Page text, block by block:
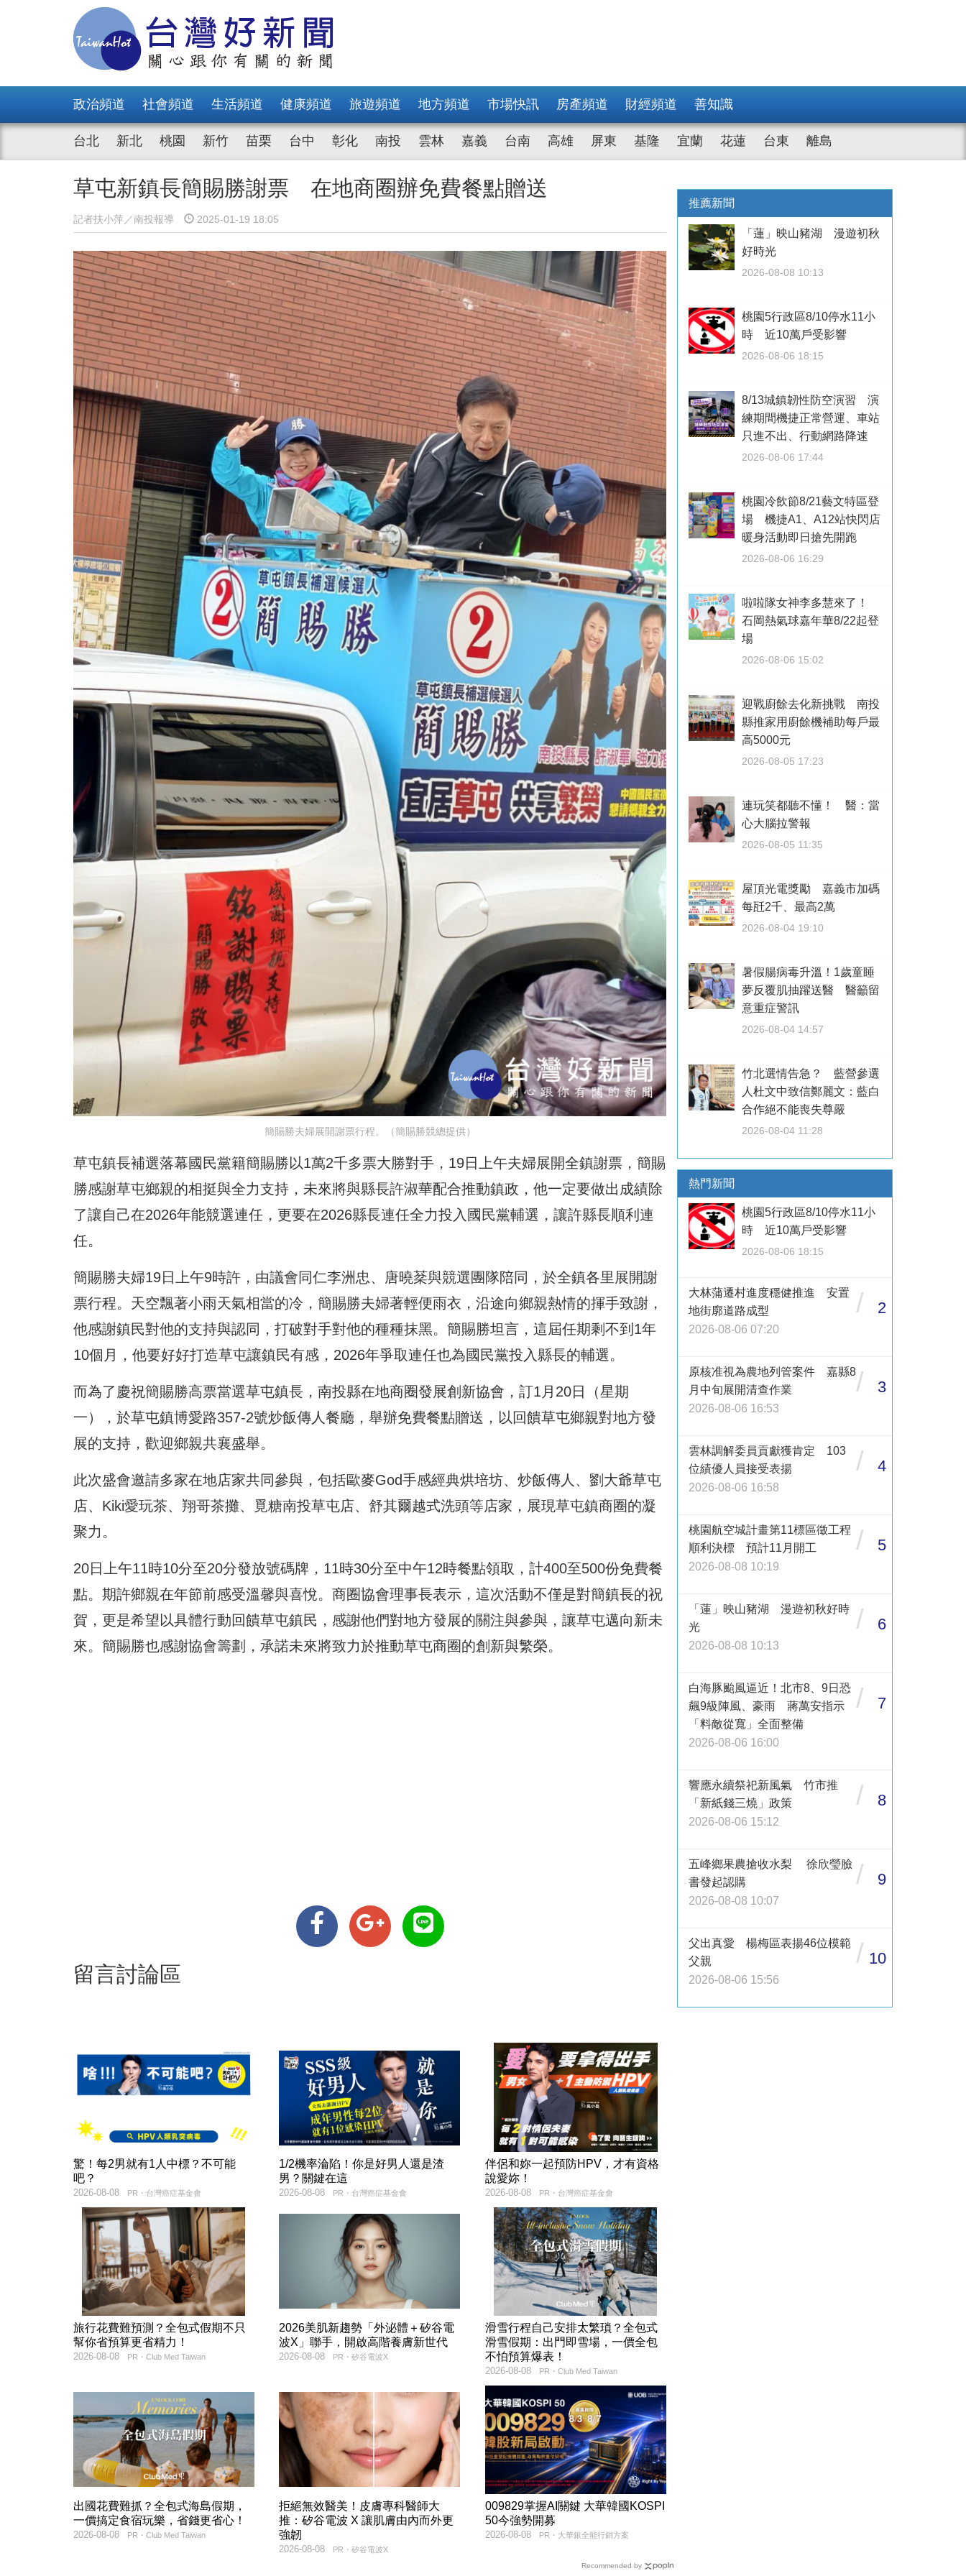
政治頻道 社會頻道 生活頻道 健康頻道 旅遊頻道 地方頻道 市場快訊 房產頻道 財經頻道 善知識
台北 新北 桃園 新竹 苗栗 台中 彰化 南投 雲林 嘉義 台南 高雄 屏東 基隆 宜蘭 花蓮 台東 離島
草屯新鎮長簡賜勝謝票 在地商圈辦免費餐點贈送
記者扶小萍／南投報導 2025-01-19 18:05
簡賜勝夫婦展開謝票行程。（簡賜勝競總提供）
草屯鎮長補選落幕國民黨籍簡賜勝以1萬2千多票大勝對手，19日上午夫婦展開全鎮謝票，簡賜
勝感謝草屯鄉親的相挺與全力支持，未來將與縣長許淑華配合推動鎮政，他一定要做出成績除
了讓自己在2026年能競選連任，更要在2026縣長連任全力投入國民黨輔選，讓許縣長順利連
任。
簡賜勝夫婦19日上午9時許，由議會同仁李洲忠、唐曉棻與競選團隊陪同，於全鎮各里展開謝
票行程。天空飄著小雨天氣相當的冷，簡賜勝夫婦著輕便雨衣，沿途向鄉親熱情的揮手致謝，
他感謝鎮民對他的支持與認同，打破對手對他的種種抹黑。簡賜勝坦言，這屆任期剩不到1年
10個月，他要好好打造草屯讓鎮民有感，2026年爭取連任也為國民黨投入縣長的輔選。
而為了慶祝簡賜勝高票當選草屯鎮長，南投縣在地商圈發展創新協會，訂1月20日（星期
一），於草屯鎮博愛路357-2號炒飯傳人餐廳，舉辦免費餐點贈送，以回饋草屯鄉親對地方發
展的支持，歡迎鄉親共襄盛舉。
此次盛會邀請多家在地店家共同參與，包括歐麥God手感經典烘培坊、炒飯傳人、劉大爺草屯
店、Kiki愛玩茶、翔哥茶攤、覓糖南投草屯店、舒其爾越式洗頭等店家，展現草屯鎮商圈的凝
聚力。
20日上午11時10分至20分發放號碼牌，11時30分至中午12時餐點領取，計400至500份免費餐
點。期許鄉親在年節前感受溫馨與喜悅。商圈協會理事長表示，這次活動不僅是對簡鎮長的祝
賀，更是希望以具體行動回饋草屯鎮民，感謝他們對地方發展的關注與參與，讓草屯邁向新未
來。簡賜勝也感謝協會籌劃，承諾未來將致力於推動草屯商圈的創新與繁榮。
留言討論區
驚！每2男就有1人中標？不可能
吧？
PR・台灣癌症基金會
2026-08-08
1/2機率淪陷！你是好男人還是渣
男？關鍵在這
PR・台灣癌症基金會
2026-08-08
伴侶和妳一起預防HPV，才有資格
說愛妳！
PR・台灣癌症基金會
2026-08-08
旅行花費難預測？全包式假期不只
幫你省預算更省精力！
PR・Club Med Taiwan
2026-08-08
2026美肌新趨勢「外泌體＋矽谷電
波X」聯手，開啟高階養膚新世代
PR・矽谷電波X
2026-08-08
滑雪行程自己安排太繁瑣？全包式
滑雪假期：出門即雪場，一價全包
不怕預算爆表！
PR・Club Med Taiwan
2026-08-08
出國花費難抓？全包式海島假期，
一價搞定食宿玩樂，省錢更省心！
PR・Club Med Taiwan
2026-08-08
拒絕無效醫美！皮膚專科醫師大
推：矽谷電波 X 讓肌膚由內而外更
強韌
PR・矽谷電波X
2026-08-08
009829掌握AI關鍵 大華韓國KOSPI
50今強勢開募
PR・大華銀全能行銷方案
2026-08-08
Recommended by
推薦新聞
「蓮」映山豬湖 漫遊初秋
好時光
2026-08-08 10:13
桃園5行政區8/10停水11小
時 近10萬戶受影響
2026-08-06 18:15
8/13城鎮韌性防空演習 演
練期間機捷正常營運、車站
只進不出、行動網路降速
2026-08-06 17:44
桃園冷飲節8/21藝文特區登
場 機捷A1、A12站快閃店
暖身活動即日搶先開跑
2026-08-06 16:29
啦啦隊女神李多慧來了！
石岡熱氣球嘉年華8/22起登
場
2026-08-06 15:02
迎戰廚餘去化新挑戰 南投
縣推家用廚餘機補助每戶最
高5000元
2026-08-05 17:23
連玩笑都聽不懂！ 醫：當
心大腦拉警報
2026-08-05 11:35
屋頂光電獎勵 嘉義市加碼
每瓩2千、最高2萬
2026-08-04 19:10
暑假腸病毒升溫！1歲童睡
夢反覆肌抽躍送醫 醫籲留
意重症警訊
2026-08-04 14:57
竹北選情告急？ 藍營參選
人杜文中致信鄭麗文：藍白
合作絕不能喪失尊嚴
2026-08-04 11:28
熱門新聞
桃園5行政區8/10停水11小
時 近10萬戶受影響
2026-08-06 18:15
大林蒲遷村進度穩健推進 安置
地街廓道路成型
2026-08-06 07:20
/ 2
原核准視為農地列管案件 嘉縣8
月中旬展開清查作業
2026-08-06 16:53
/ 3
雲林調解委員貢獻獲肯定 103
位績優人員接受表揚
2026-08-06 16:58
/ 4
桃園航空城計畫第11標區徵工程
順利決標 預計11月開工
2026-08-08 10:19
/ 5
「蓮」映山豬湖 漫遊初秋好時
光
2026-08-08 10:13
/ 6
白海豚颱風逼近！北市8、9日恐
飆9級陣風、豪雨 蔣萬安指示
「料敵從寬」全面整備
2026-08-06 16:00
/ 7
響應永續祭祀新風氣 竹市推
「新紙錢三燒」政策
2026-08-06 15:12
/ 8
五峰鄉果農搶收水梨 徐欣瑩臉
書發起認購
2026-08-08 10:07
/ 9
父出真愛 楊梅區表揚46位模範
父親
2026-08-06 15:56
/ 10